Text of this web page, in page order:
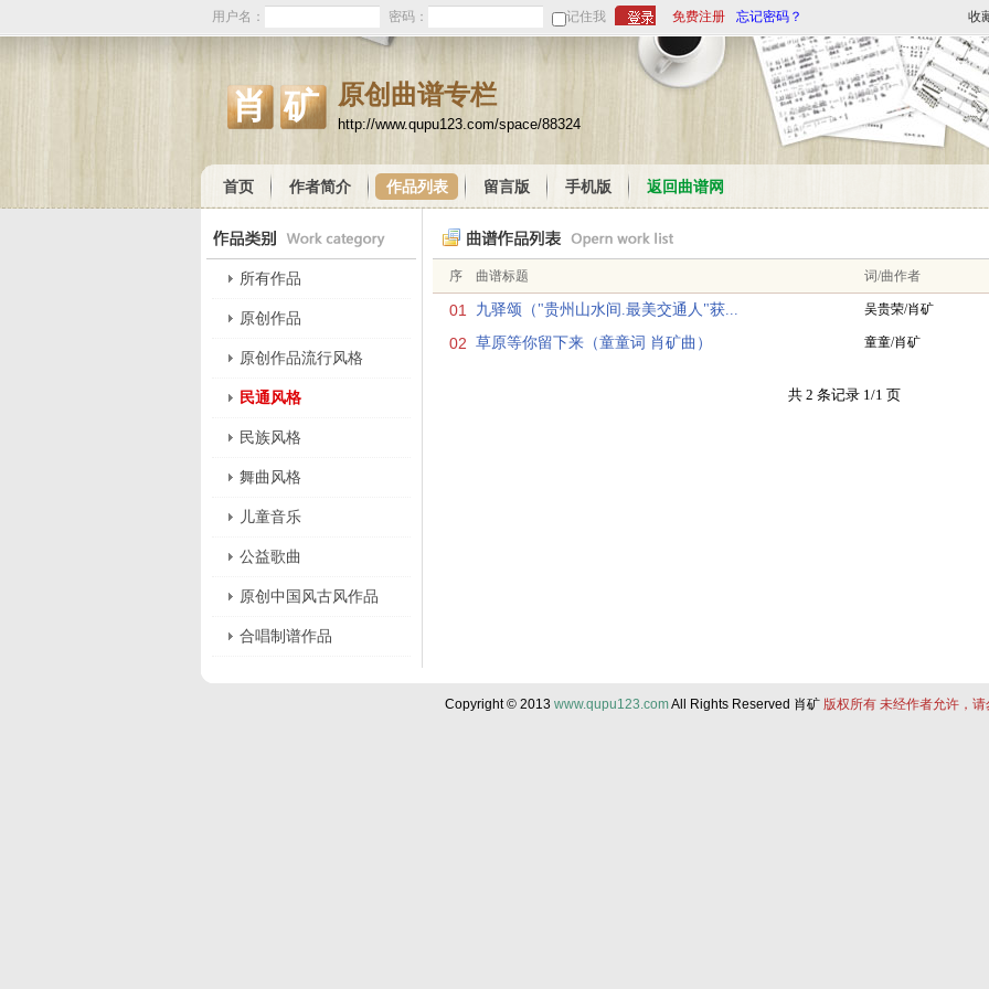
用户名： 密码： 记住我 免费注册 忘记密码？ 收
肖矿 原创曲谱专栏
http://www.qupu123.com/space/88324
首页 作者简介 作品列表 留言版 手机版 返回曲谱网
序 曲谱标题 词/曲作者
01 九驿颂（"贵州山水间.最美交通人"获... 吴贵荣/肖矿
02 草原等你留下来（童童词 肖矿曲） 童童/肖矿
共 2 条记录 1/1 页
所有作品
原创作品
原创作品流行风格
民通风格
民族风格
舞曲风格
儿童音乐
公益歌曲
原创中国风古风作品
合唱制谱作品
Copyright © 2013 www.qupu123.comAll Rights Reserved 肖矿 版权所有 未经作者允许，